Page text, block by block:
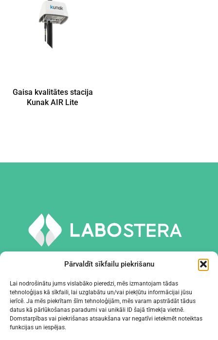
Pārvaldīt sīkfailu piekrišanu
Lai nodrošinātu jums vislabāko pieredzi, mēs izmantojam tādas
tehnoloģijas kā sīkfaili, lai uzglabātu un/vai piekļūtu informācijai jūsu
ierīcē. Ja mēs piekrītam šīm tehnoloģijām, mēs varam apstrādāt tādus
datus kā pārlūkošanas paradumi vai unikāli ID šajā tīmekļa vietnē.
Domstarpības vai piekrišanas atsaukšana var negatīvi ietekmēt noteiktas
funkcijas un iespējas.
Gaisa kvalitātes stacija
Kunak AIR Lite
INSTRUMENTI UN APRĪKOJUMS
UZŅĒMUMS